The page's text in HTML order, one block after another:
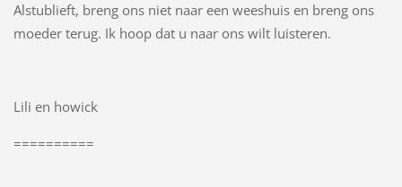
Alstublieft, breng ons niet naar een weeshuis en breng ons
moeder terug. Ik hoop dat u naar ons wilt luisteren.
Lili en howick
==========